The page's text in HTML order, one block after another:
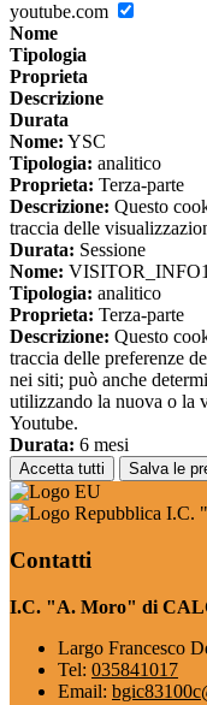
youtube.com
Nome
Tipologia
Proprieta
Descrizione
Durata
Nome: YSC
Tipologia: analitico
Proprieta: Terza-parte
Descrizione: Questo
traccia delle
Durata: Sessione
Nome:
Tipologia: analitico
Proprieta: Terza-parte
Descrizione: Questo
traccia delle preferenze
nei siti; può anche
utilizzando la nuova o la
Youtube.
Durata: 6 mesi
Accetta tutti Salva le
I.C.
Contatti
I.C. "A. Moro" di
Largo Francesco
Tel: 035841017
Email: